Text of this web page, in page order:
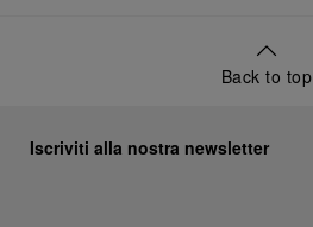
Back to top
Iscriviti alla nostra newsletter